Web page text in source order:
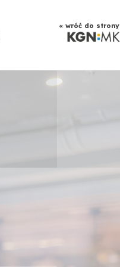
« wróć do strony